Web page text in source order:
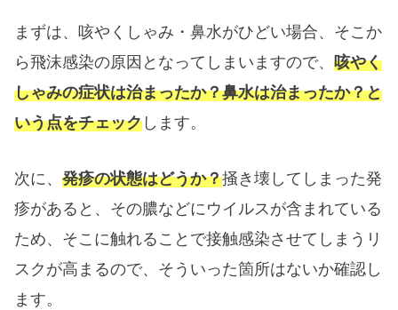
まずは、咳やくしゃみ・鼻水がひどい場合、そこか
ら飛沫感染の原因となってしまいますので、咳やく
しゃみの症状は治まったか？鼻水は治まったか？と
いう点をチェック します。
次に、発疹の状態はどうか？掻き壊してしまった発
疹があると、その膿などにウイルスが含まれている
ため、そこに触れることで接触感染させてしまうリ
スクが高まるので、そういった箇所はないか確認し
ます。